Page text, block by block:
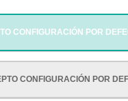
CONFIGURACIÓN POR
CONFIGURACIÓN POR